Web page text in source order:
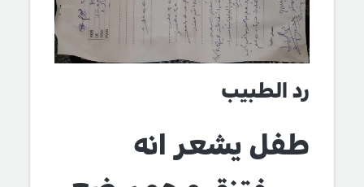
رد الطبيب
طفل يشعر انه